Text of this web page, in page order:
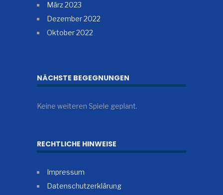
März 2023
Dezember 2022
Oktober 2022
NÄCHSTE BEGEGNUNGEN
Keine weiteren Spiele geplant.
RECHTLICHE HINWEISE
Impressum
Datenschutzerklärung